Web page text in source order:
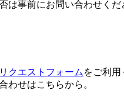
は事前にお問い合わせくだ
リクエストフォーム をご利
わせはこちらから。